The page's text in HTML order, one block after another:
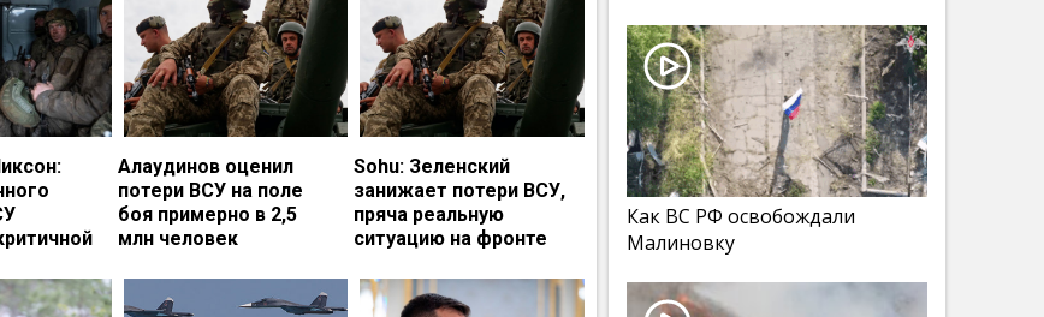
Алаудинов оценил
потери ВСУ на поле
боя примерно в 2,5
млн человек
Sohu: Зеленский
занижает потери ВСУ,
пряча реальную
ситуацию на фронте
Как ВС РФ освобождали
Малиновку